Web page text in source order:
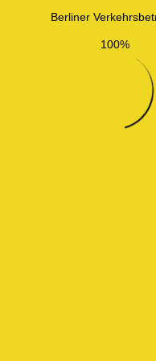
Berliner
100%